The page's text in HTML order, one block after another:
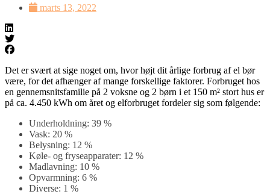
marts 13, 2022
Det er svært at sige noget om, hvor højt dit årlige forbrug af el bør
være, for det afhænger af mange forskellige faktorer. Forbruget hos
en gennemsnitsfamilie på 2 voksne og 2 børn i et 150 m² stort hus er
på ca. 4.450 kWh om året og elforbruget fordeler sig som følgende:
Underholdning: 39 %
Vask: 20 %
Belysning: 12 %
Køle- og fryseapparater: 12 %
Madlavning: 10 %
Opvarmning: 6 %
Diverse: 1 %